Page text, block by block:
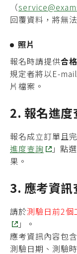
（
回覆資料，將無
照片
報名時請提供合
規定者將以E-
片檔案。
2. 報名進度
報名成立訂單且
進度查詢
」點
果。
3. 應考資訊
請於測驗日前2
」。
應考資訊內容包
測驗日期、測驗